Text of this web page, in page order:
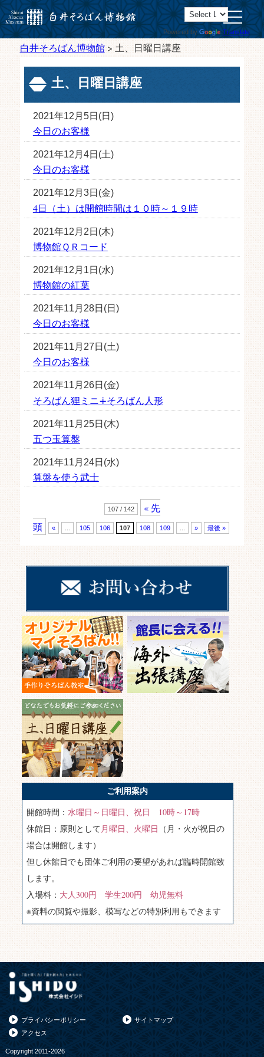
Powered by Translate
toggle
白井そろばん博物館> 土、日曜日講座
土、日曜日講座
2021年12月5日(日)
今日のお客様
2021年12月4日(土)
今日のお客様
2021年12月3日(金)
4日（土）は開館時間は１０時～１９時
2021年12月2日(木)
博物館ＱＲコード
2021年12月1日(水)
博物館の紅葉
2021年11月28日(日)
今日のお客様
2021年11月27日(土)
今日のお客様
2021年11月26日(金)
そろばん狸ミニ∔そろばん人形
2021年11月25日(木)
五つ玉算盤
2021年11月24日(水)
算盤を使う武士
107 / 142
« 先
頭
« 105 106 107 108 109 » 最後 »
ご利用案内
開館時間：水曜日～日曜日、祝日 10時～17時
休館日：原則として 月曜日、火曜日 （月・火が祝日の
場合は開館します）
但し休館日でも団体ご利用の要望があれば臨時開館致
します。
入場料： 大人300円 学生200円 幼児無料
※資料の閲覧や撮影、模写などの特別利用もできます
プライバシーポリシー
サイトマップ
アクセス
Copyright 2011-2026